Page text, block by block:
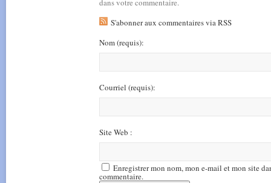
S'abonner aux commentaires via RSS
Nom(requis):
Courriel (requis):
Site Web :
Enregistrer mon nom, mon e-mail et mon site
commentaire.